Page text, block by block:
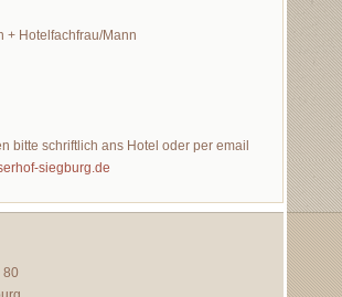
+ Hotelfachfrau/Mann
bitte schriftlich ans Hotel oder per email
siegburg.de
80